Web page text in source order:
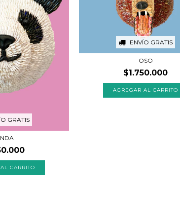
GRATIS
ENVÍO GRATIS
OSO
$1.750.000